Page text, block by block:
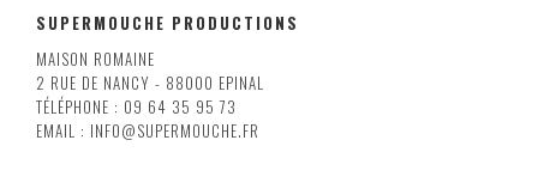
SUPERMOUCHE PRODUCTIONS
MAISON ROMAINE
2 RUE DE NANCY - 88000 EPINAL
TÉLÉPHONE : 09 64 35 95 73
EMAIL : INFO@SUPERMOUCHE.FR